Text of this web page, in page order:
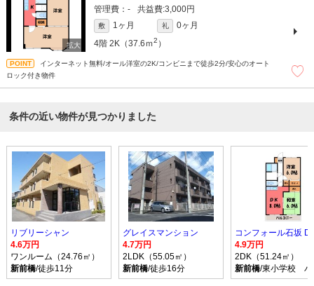
- 3,000円
敷 1ヶ月 礼
0ヶ月
4階 2K（37.6ｍ2 ）
インターネット無料/オール洋室の2K/コンビニまで徒歩2分/安心のオート
ロック付き物件
条件の近い物件が見つかりました
リブリーシャン
4.6万円
ワンルーム（24.76㎡）
新前橋/徒歩11分
グレイスマンション
4.7万円
2LDK（55.05㎡）
新前橋/徒歩16分
コンフォール石坂 D
4.9万円
2DK（51.24㎡）
新前橋/東小学校